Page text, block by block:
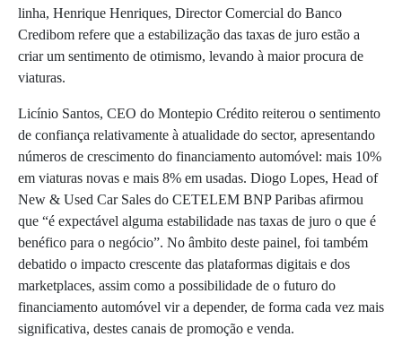
linha, Henrique Henriques, Director Comercial do Banco
Credibom refere que a estabilização das taxas de juro estão a
criar um sentimento de otimismo, levando à maior procura de
viaturas.
Licínio Santos, CEO do Montepio Crédito reiterou o sentimento
de confiança relativamente à atualidade do sector, apresentando
números de crescimento do financiamento automóvel: mais 10%
em viaturas novas e mais 8% em usadas. Diogo Lopes, Head of
New & Used Car Sales do CETELEM BNP Paribas afirmou
que “é expectável alguma estabilidade nas taxas de juro o que é
benéfico para o negócio”. No âmbito deste painel, foi também
debatido o impacto crescente das plataformas digitais e dos
marketplaces, assim como a possibilidade de o futuro do
financiamento automóvel vir a depender, de forma cada vez mais
significativa, destes canais de promoção e venda.